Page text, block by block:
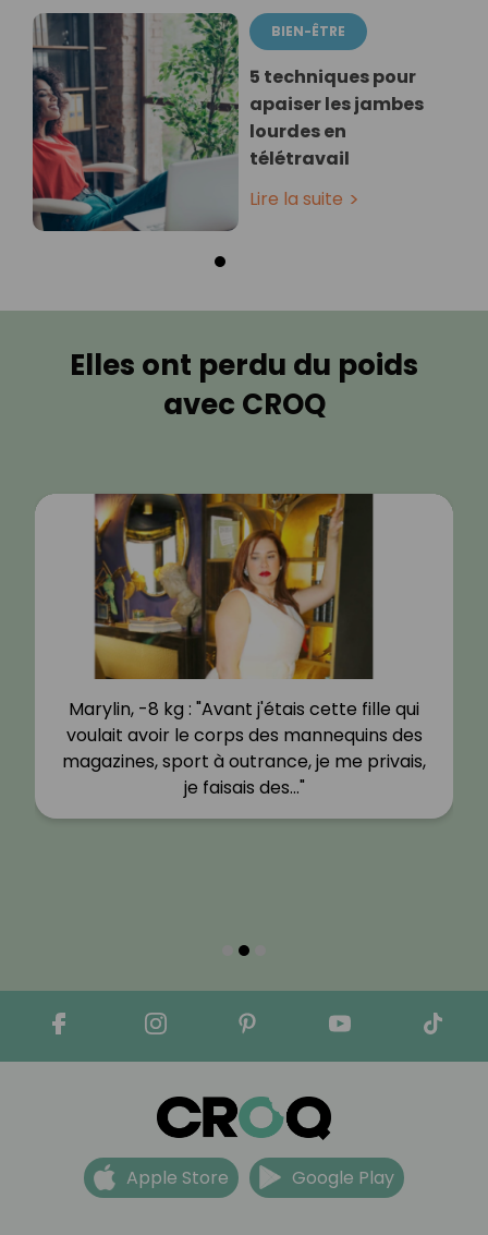
BIEN-ÊTRE
5 techniques pour
apaiser les jambes
lourdes en
télétravail
Lire la suite
Elles ont perdu du poids
avec CROQ
Marylin, -8 kg : "Avant j'étais cette fille qui
voulait avoir le corps des mannequins des
magazines, sport à outrance, je me privais,
je faisais des…"
Apple Store Google Play